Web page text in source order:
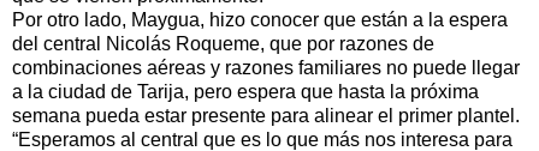
Por otro lado, Maygua, hizo conocer que están a la espera
del central Nicolás Roqueme, que por razones de
combinaciones aéreas y razones familiares no puede llegar
a la ciudad de Tarija, pero espera que hasta la próxima
semana pueda estar presente para alinear el primer plantel.
“Esperamos al central que es lo que más nos interesa para